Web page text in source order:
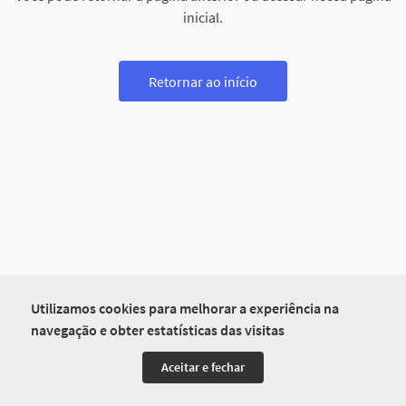
Utilizamos cookies para melhorar a experiência na
navegação e obter estatísticas das visitas
Aceitar e fechar
inicial.
Retornar ao início